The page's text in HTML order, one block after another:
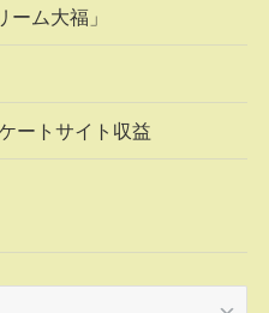
ム大福」
ートサイト収益